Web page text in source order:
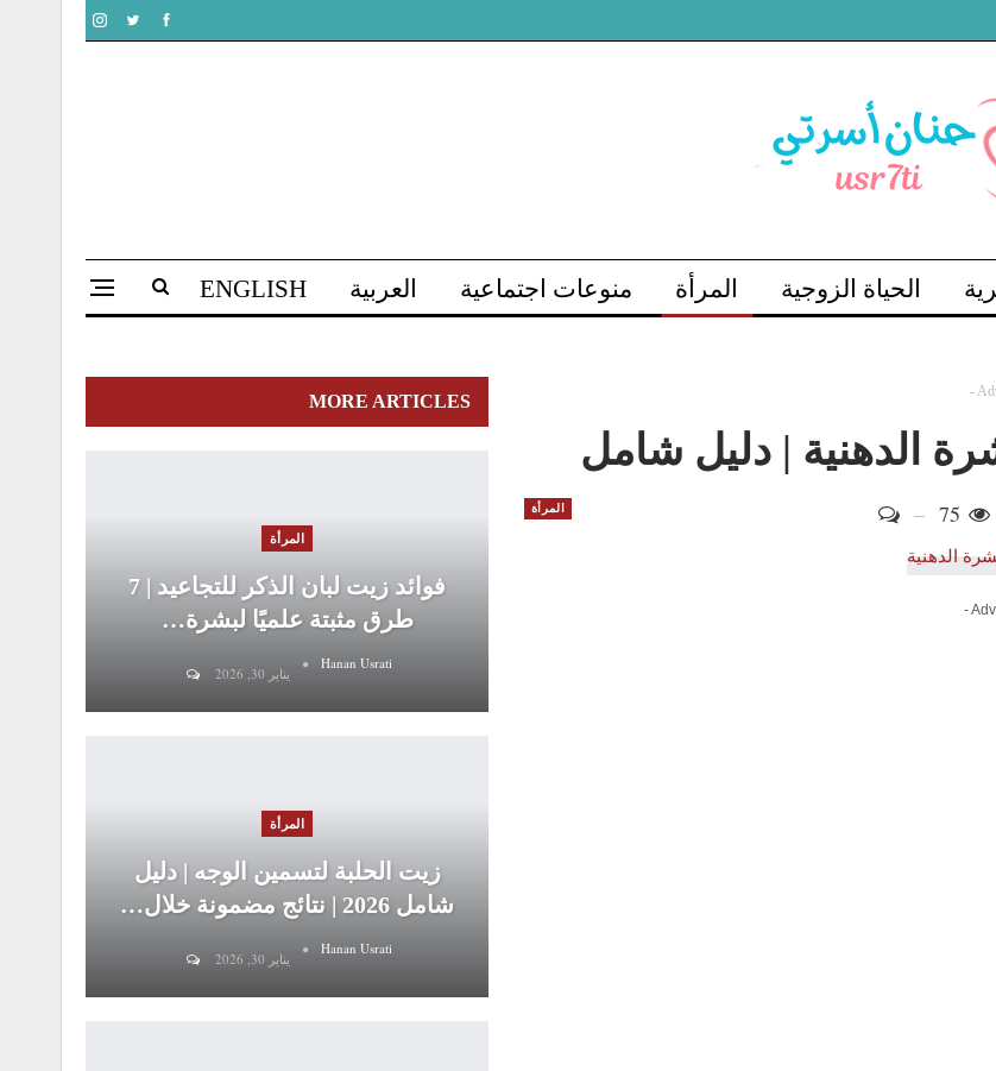
الحياة الزوجية المرأة منوعات اجتماعية العربية ENGLISH
-
الدهنية | دليل شامل
المرأة
-
MORE ARTICLES
المرأة
فوائد زيت لبان الذكر للتجاعيد | 7
طرق مثبتة علميًا لبشرة…
Hanan Usrati
يناير 30, 2026
المرأة
زيت الحلبة لتسمين الوجه | دليل
شامل 2026 | نتائج مضمونة خلال…
Hanan Usrati
يناير 30, 2026